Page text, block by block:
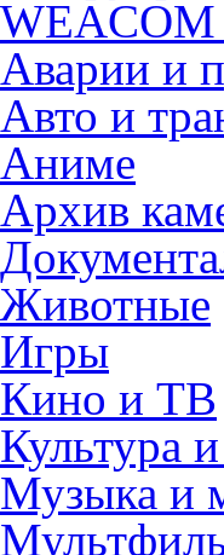
Аварии и
Авто и
Аниме
Архив
Животные
Игры
Кино и ТВ
Культура
Музыка и